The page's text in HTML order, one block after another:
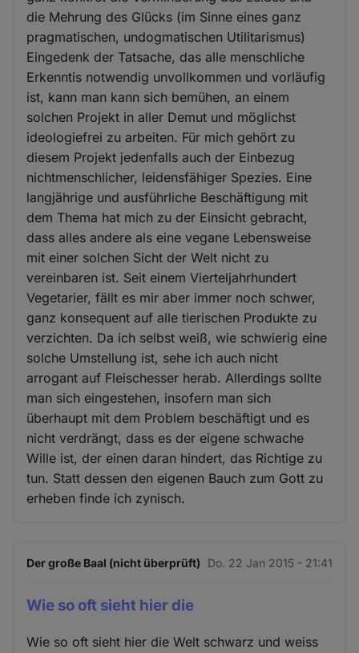
die Mehrung des Glücks (im Sinne eines ganz
pragmatischen, undogmatischen Utilitarismus)
Eingedenk der Tatsache, das alle menschliche
Erkenntis notwendig unvollkommen und vorläufig
ist, kann man kann sich bemühen, an einem
solchen Projekt in aller Demut und möglichst
ideologiefrei zu arbeiten. Für mich gehört zu
diesem Projekt jedenfalls auch der Einbezug
nichtmenschlicher, leidensfähiger Spezies. Eine
langjährige und ausführliche Beschäftigung mit
dem Thema hat mich zu der Einsicht gebracht,
dass alles andere als eine vegane Lebensweise
mit einer solchen Sicht der Welt nicht zu
vereinbaren ist. Seit einem Vierteljahrhundert
Vegetarier, fällt es mir aber immer noch schwer,
ganz konsequent auf alle tierischen Produkte zu
verzichten. Da ich selbst weiß, wie schwierig eine
solche Umstellung ist, sehe ich auch nicht
arrogant auf Fleischesser herab. Allerdings sollte
man sich eingestehen, insofern man sich
überhaupt mit dem Problem beschäftigt und es
nicht verdrängt, dass es der eigene schwache
Wille ist, der einen daran hindert, das Richtige zu
tun. Statt dessen den eigenen Bauch zum Gott zu
erheben finde ich zynisch.
Der große Baal (nicht überprüft) Do. 22 Jan 2015 - 21:41
Wie so oft sieht hier die
Wie so oft sieht hier die Welt schwarz und weiss